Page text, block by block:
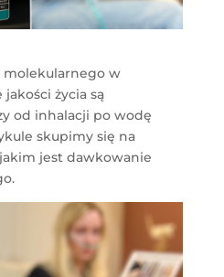
molekularnego w
życia są
od inhalacji po wodę
skupimy się na
jest dawkowanie